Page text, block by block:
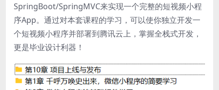
SpringBoot/SpringMVC来实现一个完整的短视频小程
序App。通过对本套课程的学习，可以使你独立开发一
个短视频小程序并部署到腾讯云上，掌握全栈式开发，
更是毕业设计利器！